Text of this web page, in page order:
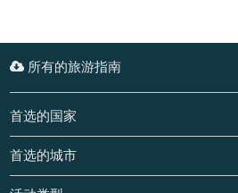
所有的旅游指南
首选的国家
首选的城市